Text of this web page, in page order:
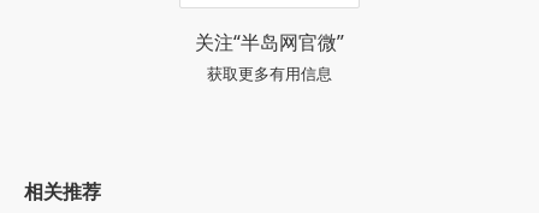
关注“半岛网官微”
获取更多有用信息
相关推荐